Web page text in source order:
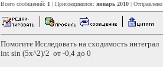
Всего сообщений: 1 | Присоединился: январь 2010 | Отправлено:
Помогите Исследовать на сходимость интеграл
int sin (5x^2)/2 от -0,4 до 0